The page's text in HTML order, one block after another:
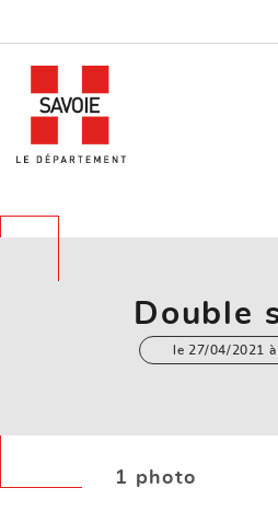
Double
le 27/04/2021
1 photo